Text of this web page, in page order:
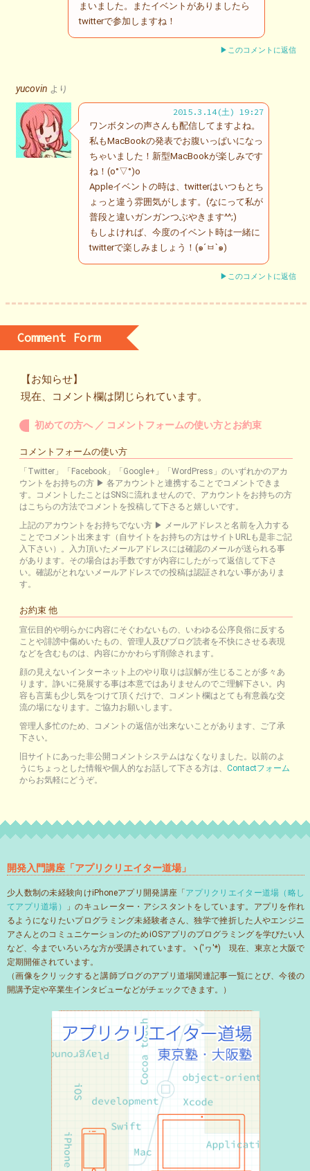
まいました。またイベントがありましたら
twitterで参加しますね！
▶このコメントに返信
yucovin より
2015.3.14(土) 19:27
ワンボタンの声さんも配信してますよね。
私もMacBookの発表でお腹いっぱいになっ
ちゃいました！新型MacBookが楽しみです
ね！(o°▽°)o
Appleイベントの時は、twitterはいつもとち
ょっと違う雰囲気がします。(なにって私が
普段と違いガンガンつぶやきます^^;)
もしよければ、今度のイベント時は一緒に
twitterで楽しみましょう！(๑´ㅂ`๑)
▶このコメントに返信
Comment Form
【お知らせ】
現在、コメント欄は閉じられています。
初めての方へ ／ コメントフォームの使い方とお約束
コメントフォームの使い方
「Twitter」「Facebook」「Google+」「WordPress」のいずれかのアカ
ウントをお持ちの方 ▶ 各アカウントと連携することでコメントできま
す。コメントしたことはSNSに流れませんので、アカウントをお持ちの方
はこちらの方法でコメントを投稿して下さると嬉しいです。
上記のアカウントをお持ちでない方 ▶ メールアドレスと名前を入力する
ことでコメント出来ます（自サイトをお持ちの方はサイトURLも是非ご記
入下さい）。入力頂いたメールアドレスには確認のメールが送られる事
があります。その場合はお手数ですが内容にしたがって返信して下さ
い。確認がとれないメールアドレスでの投稿は認証されない事がありま
す。
お約束 他
宣伝目的や明らかに内容にそぐわないもの、いわゆる公序良俗に反する
ことや誹謗中傷めいたもの、管理人及びブログ読者を不快にさせる表現
などを含むものは、内容にかかわらず削除されます。
顔の見えないインターネット上のやり取りは誤解が生じることが多々あ
ります。諍いに発展する事は本意ではありませんのでご理解下さい。内
容も言葉も少し気をつけて頂くだけで、コメント欄はとても有意義な交
流の場になります。ご協力お願いします。
管理人多忙のため、コメントの返信が出来ないことがあります、ご了承
下さい。
旧サイトにあった非公開コメントシステムはなくなりました。以前のよ
うにちょっとした情報や個人的なお話して下さる方は、 Contactフォーム
からお気軽にどうぞ。
開発入門講座「アプリクリエイター道場」
少人数制の未経験向けiPhoneアプリ開発講座「 アプリクリエイター道場（略し
てアプリ道場）
」のキュレーター・アシスタントをしています。アプリを作れ
るようになりたいプログラミング未経験者さん、独学で挫折した人やエンジニ
アさんとのコミュニケーションのためiOSアプリのプログラミングを学びたい人
など、今までいろいろな方が受講されています。ヽ('ヮ'*)ゝ現在、東京と大阪で
定期開催されています。
（画像をクリックすると講師ブログのアプリ道場関連記事一覧にとび、今後の
開講予定や卒業生インタビューなどがチェックできます。）